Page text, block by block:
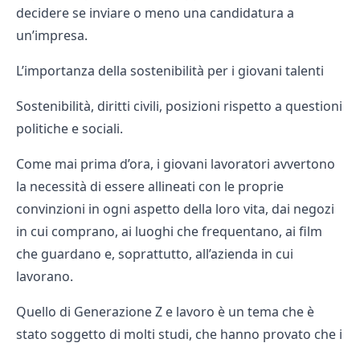
decidere se inviare o meno una candidatura a
un’impresa.
L’importanza della sostenibilità per i giovani talenti
Sostenibilità, diritti civili, posizioni rispetto a questioni
politiche e sociali.
Come mai prima d’ora, i giovani lavoratori avvertono
la necessità di essere allineati con le proprie
convinzioni in ogni aspetto della loro vita, dai negozi
in cui comprano, ai luoghi che frequentano, ai film
che guardano e, soprattutto, all’azienda in cui
lavorano.
Quello di Generazione Z e lavoro è un tema che è
stato soggetto di molti studi, che hanno provato che i